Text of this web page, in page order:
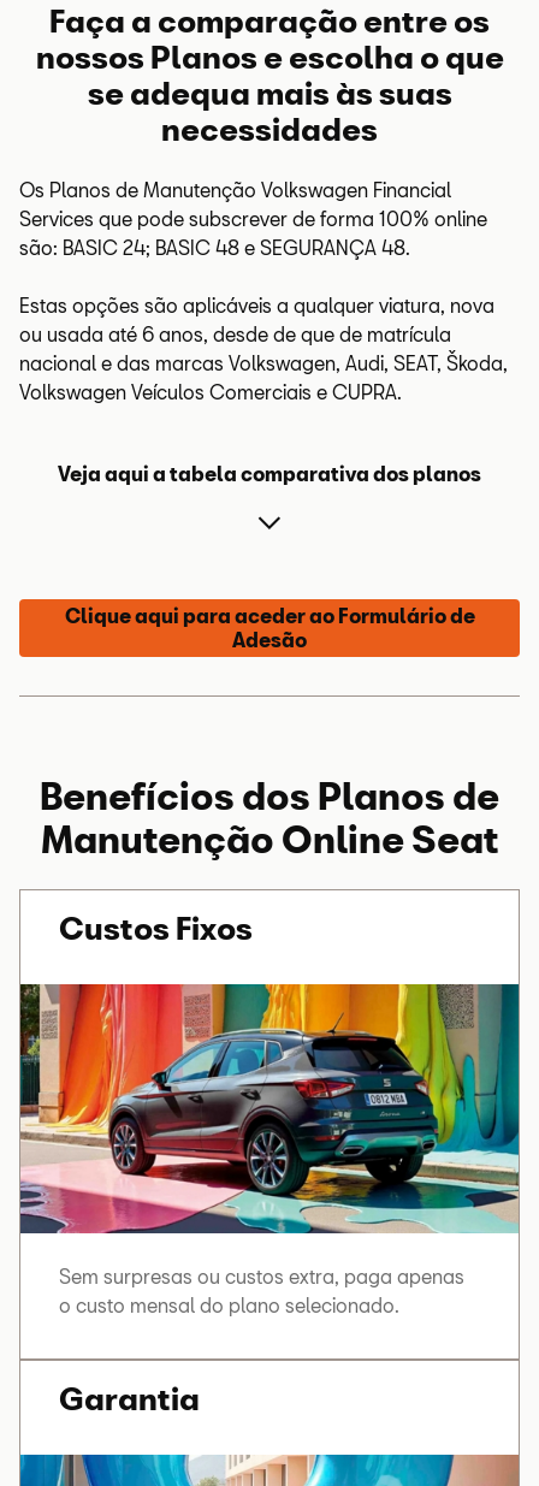
Faça a comparação entre os
nossos Planos e escolha o que
se adequa mais às suas
necessidades
Os Planos de Manutenção Volkswagen Financial
Services que pode subscrever de forma 100% online
são: BASIC 24; BASIC 48 e SEGURANÇA 48.
Estas opções são aplicáveis a qualquer viatura, nova
ou usada até 6 anos, desde de que de matrícula
nacional e das marcas Volkswagen , Audi, SEAT, Škoda,
Volkswagen Veículos Comerciais e CUPRA.
Veja aqui a tabela comparativa dos planos
Utilização
Serviço de Óleo
de Motor*
O serviço composto
exclusivamente pela
substituição do óleo do motor
Óleo de Motor
Lubrificante de motor preconizado
Serviço de Óleo
Clique aqui para aceder ao Formulário de
Adesão
Benefícios dos Planos de
Manutenção OnlineSeat
Custos Fixos
Sem surpresas ou custos extra, paga apenas
o custo mensal do plano selecionado.
Garantia